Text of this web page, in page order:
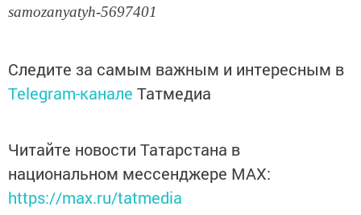
samozanyatyh-5697401
Следите за самым важным и интересным в
Telegram-канале Татмедиа
Читайте новости Татарстана в
национальном мессенджере MАХ:
https://max.ru/tatmedia